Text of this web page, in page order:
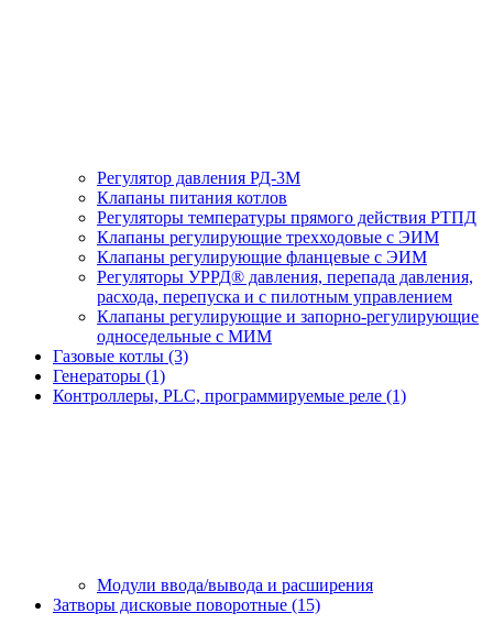
Регулятор давления РД-3М
Клапаны питания котлов
Регуляторы температуры прямого действия РТПД
Клапаны регулирующие трехходовые с ЭИМ
Клапаны регулирующие фланцевые с ЭИМ
Регуляторы УРРД® давления, перепада давления,
расхода, перепуска и с пилотным управлением
Клапаны регулирующие и запорно-регулирующие
односедельные с МИМ
Газовые котлы (3)
Генераторы (1)
Контроллеры, PLС, программируемые реле (1)
Модули ввода/вывода и расширения
Затворы дисковые поворотные (15)